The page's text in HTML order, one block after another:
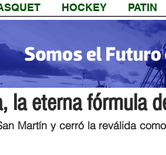
HOCKEY PATIN
la eterna fórmula
de lectura
Martín y cerró la reválida